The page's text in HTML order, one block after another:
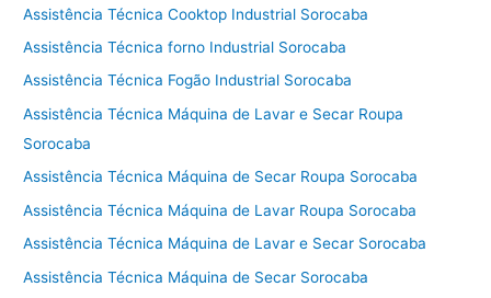
Assistência Técnica Cooktop Industrial Sorocaba
Assistência Técnica forno Industrial Sorocaba
Assistência Técnica Fogão Industrial Sorocaba
Assistência Técnica Máquina de Lavar e Secar Roupa
Sorocaba
Assistência Técnica Máquina de Secar Roupa Sorocaba
Assistência Técnica Máquina de Lavar Roupa Sorocaba
Assistência Técnica Máquina de Lavar e Secar Sorocaba
Assistência Técnica Máquina de Secar Sorocaba